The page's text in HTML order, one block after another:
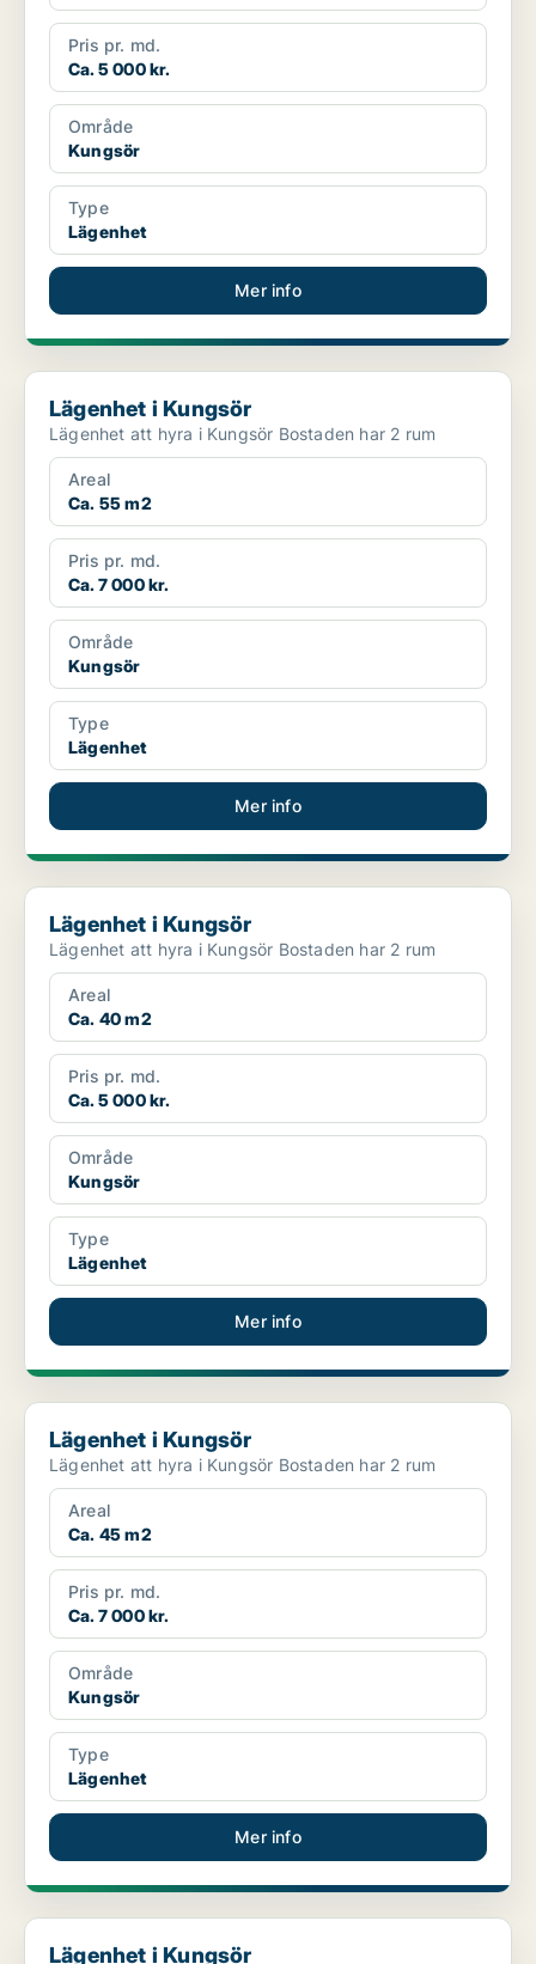
Pris pr. md.
Ca. 5 000 kr.
Område
Kungsör
Type
Lägenhet
Mer info
Lägenhet i Kungsör
Lägenhet i Kungsör
Lägenhet att hyra i Kungsör Bostaden har 2 rum
Areal
Ca. 55 m2
Pris pr. md.
Ca. 7 000 kr.
Område
Kungsör
Type
Lägenhet
Mer info
Lägenhet i Kungsör
Lägenhet i Kungsör
Lägenhet att hyra i Kungsör Bostaden har 2 rum
Areal
Ca. 40 m2
Pris pr. md.
Ca. 5 000 kr.
Område
Kungsör
Type
Lägenhet
Mer info
Lägenhet i Kungsör
Lägenhet i Kungsör
Lägenhet att hyra i Kungsör Bostaden har 2 rum
Areal
Ca. 45 m2
Pris pr. md.
Ca. 7 000 kr.
Område
Kungsör
Type
Lägenhet
Mer info
Lägenhet i Kungsör
Lägenhet i Kungsör